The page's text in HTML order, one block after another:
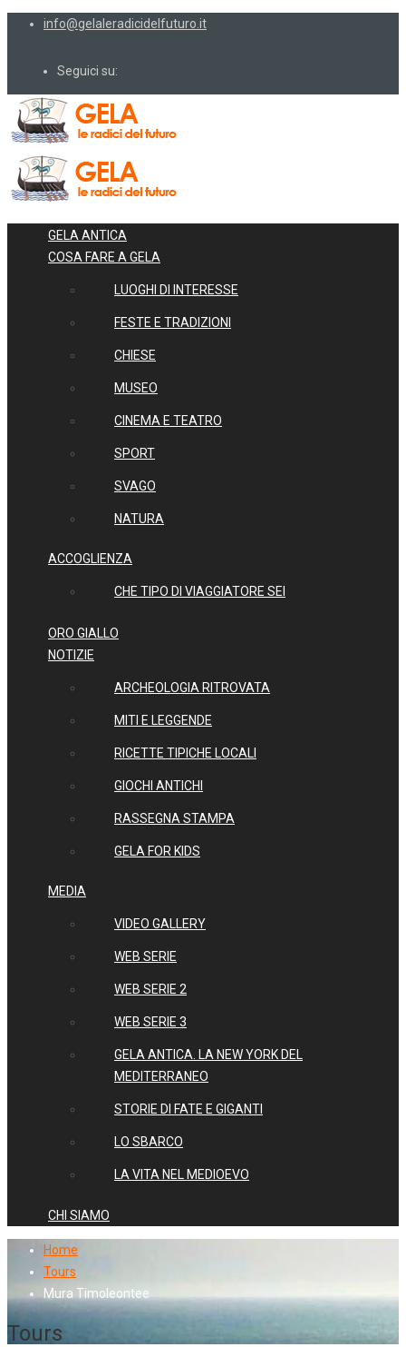
info@gelaleradicidelfuturo.it
Seguici su:
GELA ANTICA
COSA FARE A GELA
LUOGHI DI INTERESSE
FESTE E TRADIZIONI
CHIESE
MUSEO
CINEMA E TEATRO
SPORT
SVAGO
NATURA
ACCOGLIENZA
CHE TIPO DI VIAGGIATORE SEI
ORO GIALLO
NOTIZIE
ARCHEOLOGIA RITROVATA
MITI E LEGGENDE
RICETTE TIPICHE LOCALI
GIOCHI ANTICHI
RASSEGNA STAMPA
GELA FOR KIDS
MEDIA
VIDEO GALLERY
WEB SERIE
WEB SERIE 2
WEB SERIE 3
GELA ANTICA. LA NEW YORK DEL
MEDITERRANEO
STORIE DI FATE E GIGANTI
LO SBARCO
LA VITA NEL MEDIOEVO
CHI SIAMO
Home
Tours
Mura Timoleontee
Tours